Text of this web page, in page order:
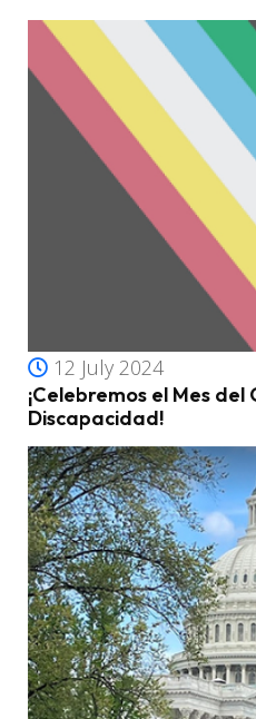
12 July 2024
¡Celebremos el Mes
Discapacidad!